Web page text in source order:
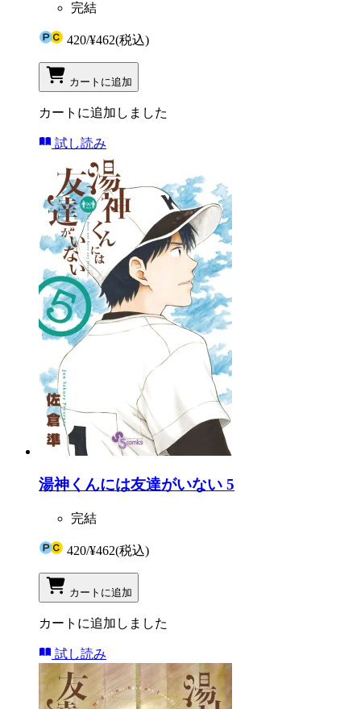
完結
420/¥462(税込)
カートに追加
カートに追加しました
試し読み
湯神くんには友達がいない 5
完結
420/¥462(税込)
カートに追加
カートに追加しました
試し読み